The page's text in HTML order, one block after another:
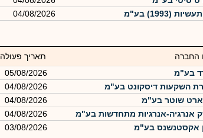
(1993) בע"מ 04/08/2026
החברה תאריך פעולה
בע"מ 05/08/2026
השקעות דיסקונט בע"מ 04/08/2026
שוטר בע"מ 04/08/2026
אנרגיה-אנרגיות מתחדשות בע"מ 04/08/2026
אקסטנשנס בע"מ 03/08/2026